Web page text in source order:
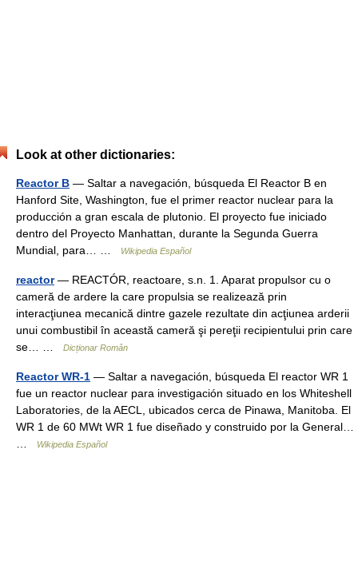
Look at other dictionaries:
Reactor B — Saltar a navegación, búsqueda El Reactor B en
Hanford Site, Washington, fue el primer reactor nuclear para la
producción a gran escala de plutonio. El proyecto fue iniciado
dentro del Proyecto Manhattan, durante la Segunda Guerra
Mundial, para… …
Wikipedia Español
reactor— REACTÓR, reactoare, s.n. 1. Aparat propulsor cu o
cameră de ardere la care propulsia se realizează prin
interacţiunea mecanică dintre gazele rezultate din acţiunea arderii
unui combustibil în această cameră şi pereţii recipientului prin care
se… …
Dicționar Român
Reactor WR-1 — Saltar a navegación, búsqueda El reactor WR 1
fue un reactor nuclear para investigación situado en los Whiteshell
Laboratories, de la AECL, ubicados cerca de Pinawa, Manitoba. El
WR 1 de 60 MWt WR 1 fue diseñado y construido por la General…
Wikipedia Español